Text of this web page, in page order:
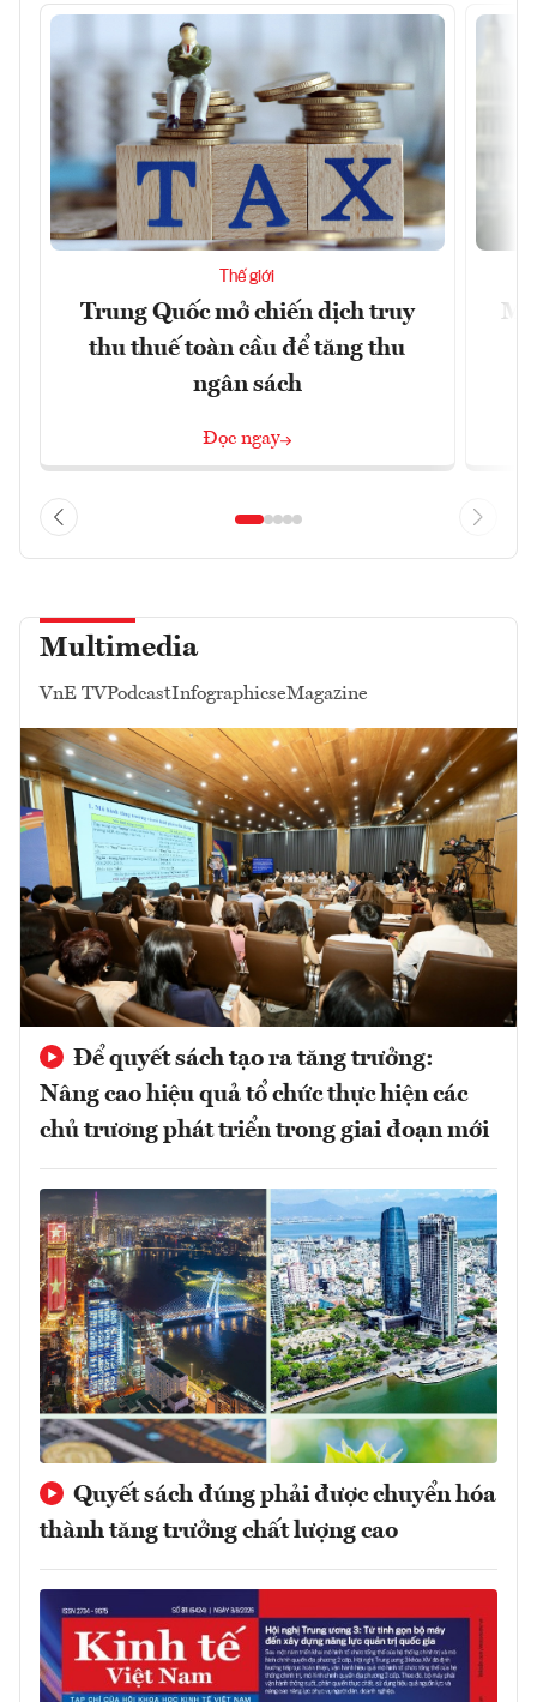
Thế giới
Trung Quốc mở chiến dịch truy
thu thuế toàn cầu để tăng thu
ngân sách
Đọc ngay
Multimedia
VnE TVPodcastInfographicseMagazine
Để quyết sách tạo ra tăng trưởng:
Nâng cao hiệu quả tổ chức thực hiện các
chủ trương phát triển trong giai đoạn mới
Quyết sách đúng phải được chuyển hóa
thành tăng trưởng chất lượng cao